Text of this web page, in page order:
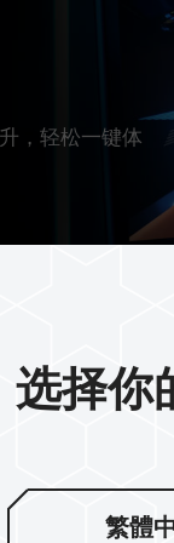
，轻松一键体
选择你
繁體